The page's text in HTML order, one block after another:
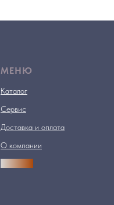
МЕНЮ
Каталог
Сервис
Доставка и оплата
О компании